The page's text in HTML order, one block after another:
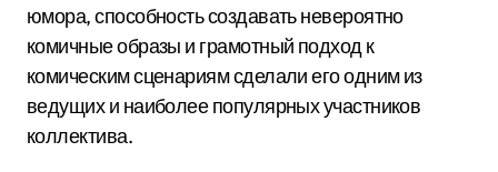
юмора, способность создавать невероятно
комичные образы и грамотный подход к
комическим сценариям сделали его одним из
ведущих и наиболее популярных участников
коллектива.